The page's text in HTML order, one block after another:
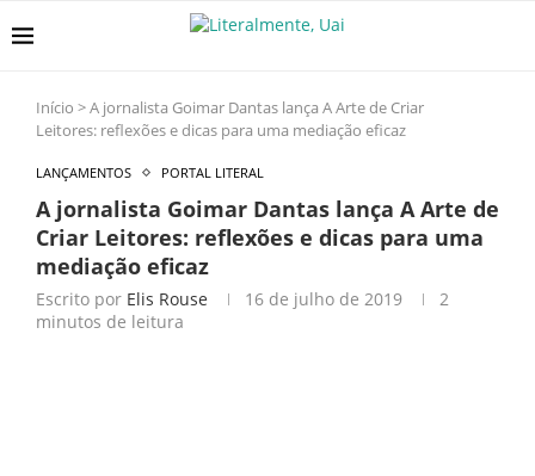
Início >A jornalista Goimar Dantas lança A Arte de Criar
Leitores: reflexões e dicas para uma mediação eficaz
LANÇAMENTOS PORTAL LITERAL
A jornalista Goimar Dantas lança A Arte de
Criar Leitores: reflexões e dicas para uma
mediação eficaz
Escrito por Elis Rouse 16 de julho de 2019
2
minutos de leitura